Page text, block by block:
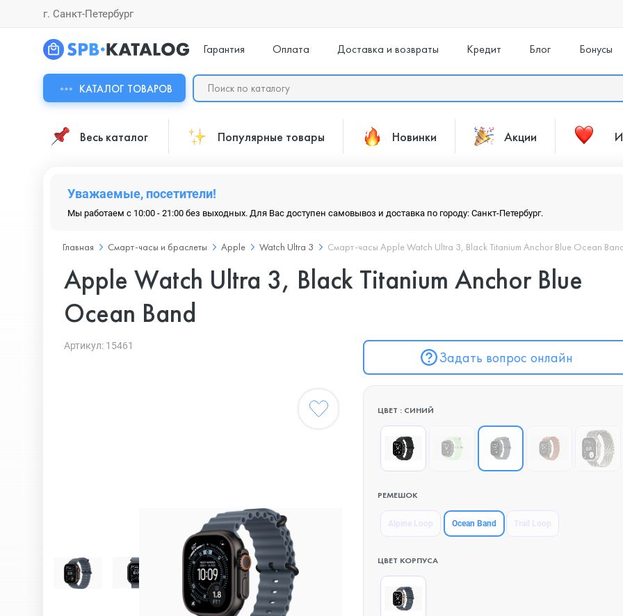
г. Санкт-Петербург
Гарантия Оплата Доставка и возвраты Кредит Блог Бонусы
КАТАЛОГ ТОВАРОВ
Весь каталог Популярные товары Новинки Акции
Уважаемые, посетители!
Мы работаем с 10:00 - 21:00 без выходных. Для Вас доступен самовывоз и доставка по городу: Санкт-Петербург.
Главная Смарт-часы и браслеты Apple Watch Ultra 3 Смарт-часы Apple Watch Ultra 3, Black Titanium Anchor Blue Ocean
Apple Watch Ultra 3, Black Titanium Anchor Blue
Ocean Band
Артикул: 15461
Задать вопрос онлайн
ЦВЕТ : СИНИЙ
РЕМЕШОК
Ocean Band
ЦВЕТ КОРПУСА